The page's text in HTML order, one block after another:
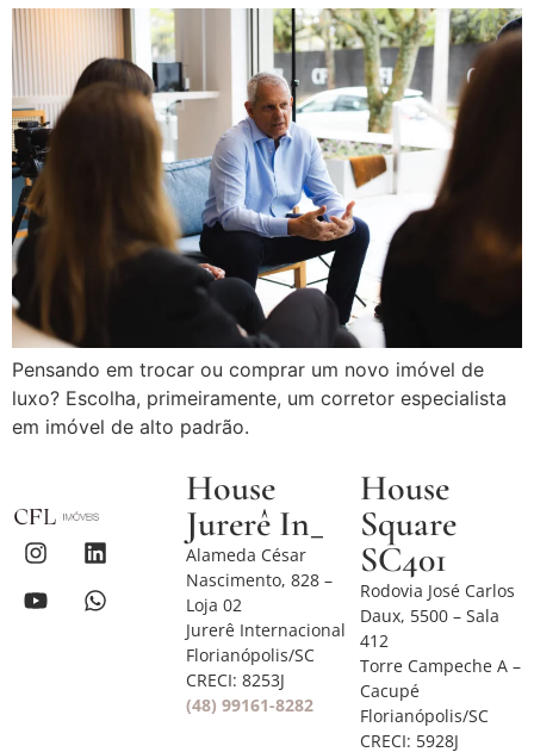
Pensando em trocar ou comprar um novo imóvel de
luxo? Escolha, primeiramente, um corretor especialista
em imóvel de alto padrão.
House
Jurerê In_
Alameda César
Nascimento, 828 –
Loja 02
Jurerê Internacional
Florianópolis/SC
CRECI: 8253J
(48) 99161-8282
House
Square
SC401
Rodovia José Carlos
Daux, 5500 – Sala
412
Torre Campeche A –
Cacupé
Florianópolis/SC
CRECI: 5928J